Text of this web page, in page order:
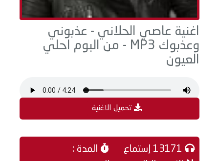
اغنية عاصي الحلاني - عذبوني
وعذبوك MP3 - من البوم احلي
العيون
تحميل الاغنية
المدة :